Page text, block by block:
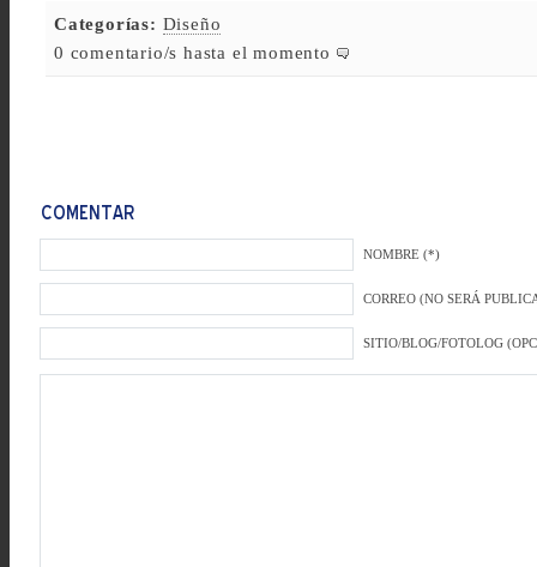
Categorías: Diseño
0 comentario/s hasta el momento
NOMBRE (*)
CORREO (NO SERÁ
SITIO/BLOG/FOTOLOG